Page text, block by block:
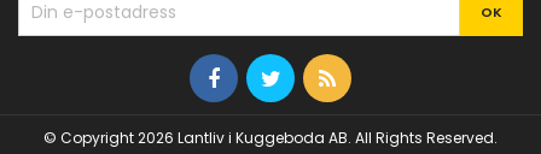
© Copyright 2026 Lantliv i Kuggeboda AB. All Rights Reserved.